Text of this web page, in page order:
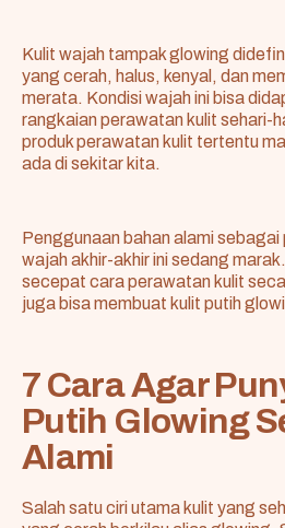
Kulit wajah tampak glowing
yang cerah, halus, kenyal, dan
merata. Kondisi wajah ini bisa
rangkaian perawatan kulit sehari-
produk perawatan kulit tertentu
ada di sekitar kita.
Penggunaan bahan alami
wajah akhir-akhir ini sedang
secepat cara perawatan kulit
juga bisa membuat kulit putih
7 Cara Agar
Putih Glowing
Alami
Salah satu ciri utama kulit yang